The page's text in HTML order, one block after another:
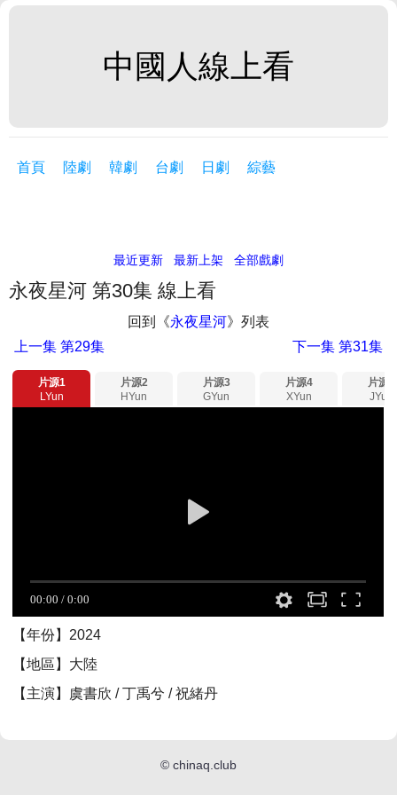
中國人線上看
首頁 陸劇 韓劇 台劇 日劇 綜藝
最近更新 最新上架 全部戲劇
永夜星河 第30集 線上看
回到《永夜星河》列表
上一集 第29集 下一集第31集
片源1
LYun
片源2
HYun
片源3
GYun
片源4
XYun
片源5
JYun
【年份】2024
【地區】大陸
【主演】虞書欣 / 丁禹兮 / 祝緒丹
© chinaq.club